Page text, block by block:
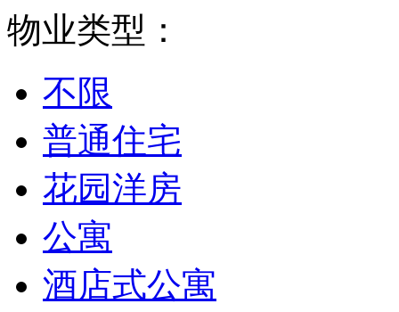
物业类型：
不限
普通住宅
花园洋房
公寓
酒店式公寓